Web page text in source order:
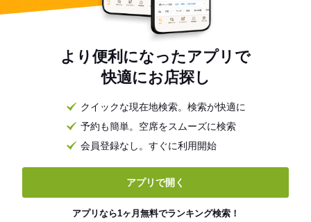
より便利になったアプリで
快適にお店探し
クイックな現在地検索。検索が快適に
予約も簡単。空席をスムーズに検索
会員登録なし。すぐに利用開始
アプリで開く
アプリなら1ヶ月無料でランキング検索！